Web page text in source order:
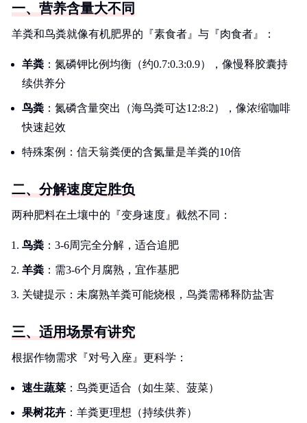
一、营养含量大不同
羊粪和鸟粪就像有机肥界的『素食者』与『肉食者』：
羊粪 ：氮磷钾比例均衡（约0.7:0.3:0.9），像慢释胶囊持
续供养分
鸟粪 ：氮磷含量突出（海鸟粪可达12:8:2），像浓缩咖啡
快速起效
特殊案例：信天翁粪便的含氮量是羊粪的10倍
二、分解速度定胜负
两种肥料在土壤中的『变身速度』截然不同：
鸟粪 ：3-6周完全分解，适合追肥
羊粪 ：需3-6个月腐熟，宜作基肥
关键提示：未腐熟羊粪可能烧根，鸟粪需稀释防盐害
三、适用场景有讲究
根据作物需求『对号入座』更科学：
速生蔬菜 ：鸟粪更适合（如生菜、菠菜）
果树花卉 ：羊粪更理想（持续供养）